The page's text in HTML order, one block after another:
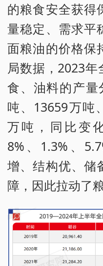
的粮食安全获得
量稳定、需求平
面粮油的价格保
局数据，2023
食、油料的产量
吨、13659万吨
万吨，同比变
8%、1.3%、
增、结构优、储
障，因此拉动了